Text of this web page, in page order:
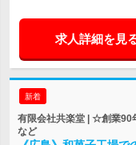
求人詳細を見
新着
有限会社共楽堂 | ☆創業90
など